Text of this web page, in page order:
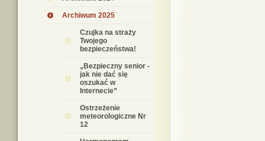
Archiwum 2025
Czujka na straży
Twojego
bezpieczeństwa!
„Bezpieczny senior -
jak nie dać się
oszukać w
Internecie”
Ostrzeżenie
meteorologiczne Nr
12